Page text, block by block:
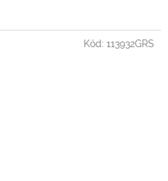
Kód: 113932GRS